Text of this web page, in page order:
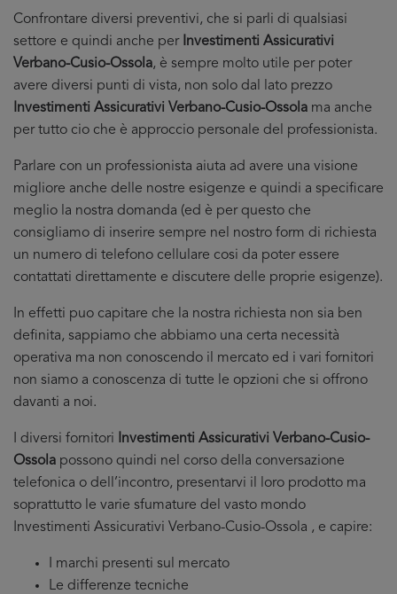
Confrontare diversi preventivi, che si parli di qualsiasi
settore e quindi anche per Investimenti Assicurativi
Verbano-Cusio-Ossola, è sempre molto utile per poter
avere diversi punti di vista, non solo dal lato prezzo
Investimenti Assicurativi Verbano-Cusio-Ossola ma anche
per tutto cio che è approccio personale del professionista.
Parlare con un professionista aiuta ad avere una visione
migliore anche delle nostre esigenze e quindi a specificare
meglio la nostra domanda (ed è per questo che
consigliamo di inserire sempre nel nostro form di richiesta
un numero di telefono cellulare cosi da poter essere
contattati direttamente e discutere delle proprie esigenze).
In effetti puo capitare che la nostra richiesta non sia ben
definita, sappiamo che abbiamo una certa necessità
operativa ma non conoscendo il mercato ed i vari fornitori
non siamo a conoscenza di tutte le opzioni che si offrono
davanti a noi.
I diversi fornitori
Investimenti Assicurativi Verbano-Cusio-
Ossola possono quindi nel corso della conversazione
telefonica o dell’incontro, presentarvi il loro prodotto ma
soprattutto le varie sfumature del vasto mondo
Investimenti Assicurativi Verbano-Cusio-Ossola , e capire:
I marchi presenti sul mercato
Le differenze tecniche